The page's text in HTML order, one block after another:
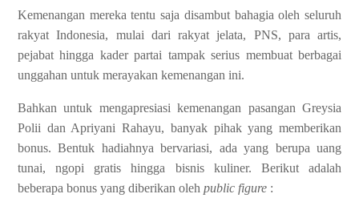
Kemenangan mereka tentu saja disambut bahagia oleh seluruh
rakyat Indonesia, mulai dari rakyat jelata, PNS, para artis,
pejabat hingga kader partai tampak serius membuat berbagai
unggahan untuk merayakan kemenangan ini.
Bahkan untuk mengapresiasi kemenangan pasangan Greysia
Polii dan Apriyani Rahayu, banyak pihak yang memberikan
bonus. Bentuk hadiahnya bervariasi, ada yang berupa uang
tunai, ngopi gratis hingga bisnis kuliner. Berikut adalah
beberapa bonus yang diberikan oleh public figure :